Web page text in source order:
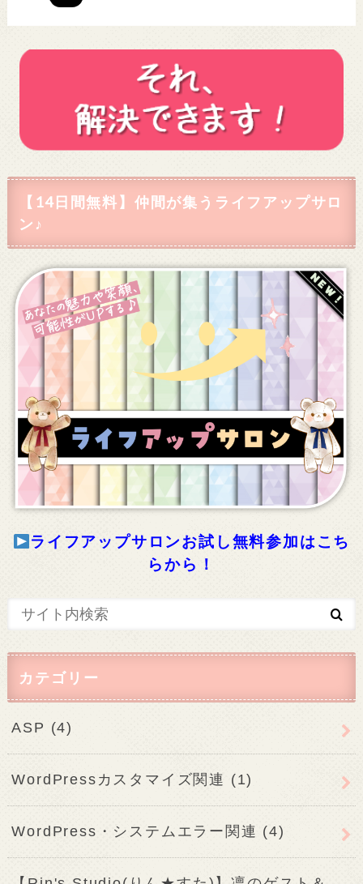
【14日間無料】仲間が集うライフアップサロ
ン♪
ライフアップサロンお試し無料参加はこち
らから！
カテゴリー
ASP (4)
WordPressカスタマイズ関連 (1)
WordPress・システムエラー関連 (4)